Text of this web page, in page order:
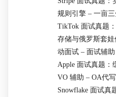
规则引擎 – 一亩
TikTok 面试真题
存储与俄罗斯套
动面试 – 面试辅
Apple 面试真题：
VO 辅助 – OA代
Snowflake 面试真